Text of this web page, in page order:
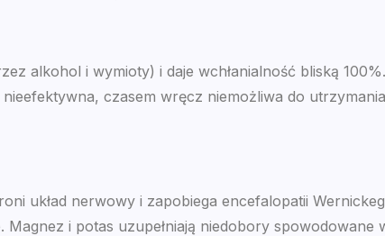
alkohol i wymioty) i daje wchłanialność bliską
czasem wręcz niemożliwa do
układ nerwowy i zapobiega encefalopatii
i potas uzupełniają niedobory